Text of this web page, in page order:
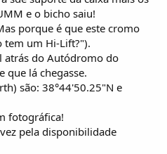
e o bicho saiu!
porque é que este cromo
tem um Hi-Lift?").
atrás do Autódromo do
que lá chegasse.
são: 38°44'50.25"N e
fotográfica!
pela disponibilidade